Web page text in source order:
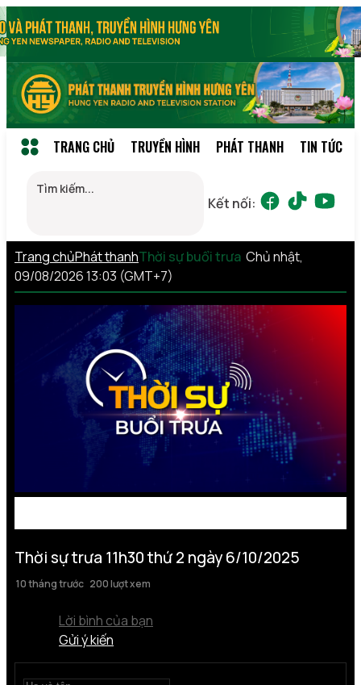
TRANG CHỦ TRUYỀN HÌNH PHÁT THANH TIN TỨC
Kết nối:
Trang chủPhát thanhThời sự buổi trưa Chủ nhật,
09/08/2026 13:03 (GMT+7)
Thời sự trưa 11h30 thứ 2 ngày 6/10/2025
10 tháng trước 200 lượt xem
Lời bình của bạn
Gửi ý kiến